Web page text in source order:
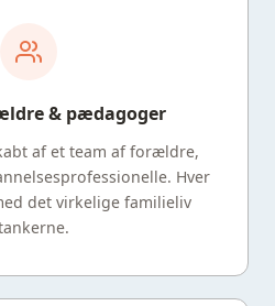
& pædagoger
af et team af forældre,
Hver
det virkelige familieliv